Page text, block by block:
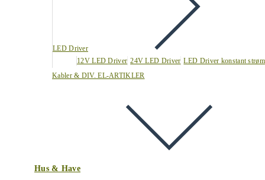
LED Driver
12V LED Driver 24V LED Driver LED Driver konstant strøm
Kabler & DIV. EL-ARTIKLER
Hus & Have